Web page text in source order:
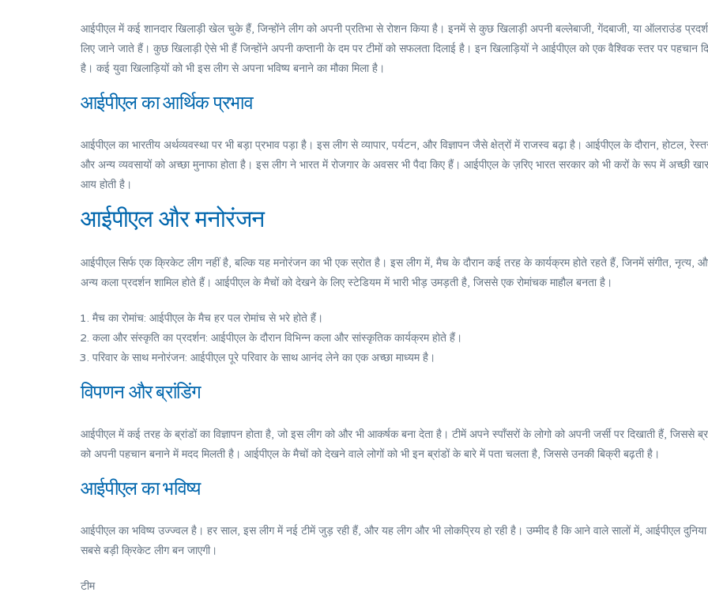
आईपीएल में कई शानदार खिलाड़ी खेल चुके हैं, जिन्होंने लीग को अपनी प्रतिभा से रोशन किया है। इनमें से कुछ खिलाड़ी अपनी बल्लेबाजी, गेंदबाजी, या ऑलराउंड
लिए जाने जाते हैं। कुछ खिलाड़ी ऐसे भी हैं जिन्होंने अपनी कप्तानी के दम पर टीमों को सफलता दिलाई है। इन खिलाड़ियों ने आईपीएल को एक वैश्विक स्तर पर पहचान
है। कई युवा खिलाड़ियों को भी इस लीग से अपना भविष्य बनाने का मौका मिला है।
आईपीएल का आर्थिक प्रभाव
आईपीएल का भारतीय अर्थव्यवस्था पर भी बड़ा प्रभाव पड़ा है। इस लीग से व्यापार, पर्यटन, और विज्ञापन जैसे क्षेत्रों में राजस्व बढ़ा है। आईपीएल के दौरान, होटल,
और अन्य व्यवसायों को अच्छा मुनाफा होता है। इस लीग ने भारत में रोजगार के अवसर भी पैदा किए हैं। आईपीएल के ज़रिए भारत सरकार को भी करों के रूप में अच्छी
आय होती है।
आईपीएल और मनोरंजन
आईपीएल सिर्फ एक क्रिकेट लीग नहीं है, बल्कि यह मनोरंजन का भी एक स्रोत है। इस लीग में, मैच के दौरान कई तरह के कार्यक्रम होते रहते हैं, जिनमें संगीत, नृत्य,
अन्य कला प्रदर्शन शामिल होते हैं। आईपीएल के मैचों को देखने के लिए स्टेडियम में भारी भीड़ उमड़ती है, जिससे एक रोमांचक माहौल बनता है।
मैच का रोमांच: आईपीएल के मैच हर पल रोमांच से भरे होते हैं।
कला और संस्कृति का प्रदर्शन: आईपीएल के दौरान विभिन्न कला और सांस्कृतिक कार्यक्रम होते हैं।
परिवार के साथ मनोरंजन: आईपीएल पूरे परिवार के साथ आनंद लेने का एक अच्छा माध्यम है।
विपणन और ब्रांडिंग
आईपीएल में कई तरह के ब्रांडों का विज्ञापन होता है, जो इस लीग को और भी आकर्षक बना देता है। टीमें अपने स्पॉंसरों के लोगो को अपनी जर्सी पर दिखाती हैं, जिससे
को अपनी पहचान बनाने में मदद मिलती है। आईपीएल के मैचों को देखने वाले लोगों को भी इन ब्रांडों के बारे में पता चलता है, जिससे उनकी बिक्री बढ़ती है।
आईपीएल का भविष्य
आईपीएल का भविष्य उज्ज्वल है। हर साल, इस लीग में नई टीमें जुड़ रही हैं, और यह लीग और भी लोकप्रिय हो रही है। उम्मीद है कि आने वाले सालों में, आईपीएल
सबसे बड़ी क्रिकेट लीग बन जाएगी।
टीम